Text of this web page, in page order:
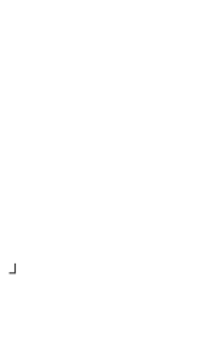
」